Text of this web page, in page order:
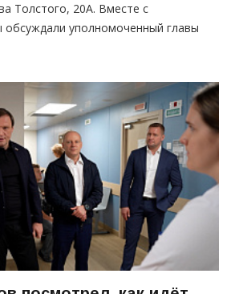
Толстого, 20А. Вместе с
уполномоченный главы